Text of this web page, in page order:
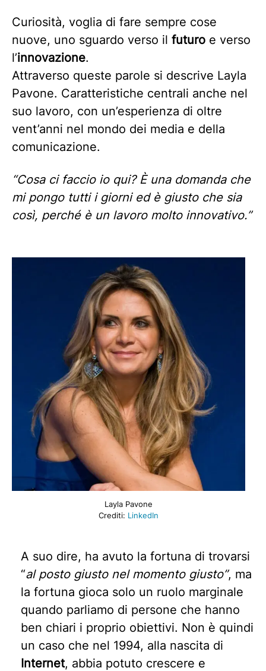
Curiosità, voglia di fare sempre cose
nuove, uno sguardo verso il futuro e verso
l’innovazione.
Attraverso queste parole si descrive Layla
Pavone. Caratteristiche centrali anche nel
suo lavoro, con un’esperienza di oltre
vent’anni nel mondo dei media e della
comunicazione.
“Cosa ci faccio io qui? È una domanda che
mi pongo tutti i giorni ed è giusto che sia
così, perché è un lavoro molto innovativo.”
Layla Pavone
Crediti: LinkedIn
A suo dire, ha avuto la fortuna di trovarsi
“al posto giusto nel momento giusto”, ma
la fortuna gioca solo un ruolo marginale
quando parliamo di persone che hanno
ben chiari i proprio obiettivi. Non è quindi
un caso che nel 1994, alla nascita di
Internet, abbia potuto crescere e